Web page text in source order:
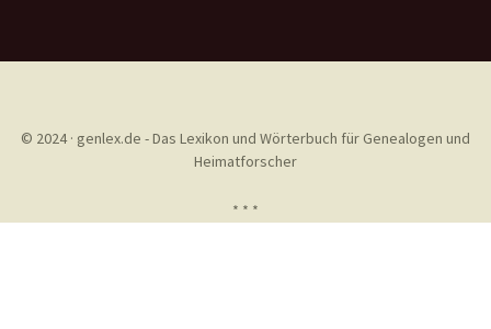
© 2024 · genlex.de - Das Lexikon und Wörterbuch für Genealogen und
Heimatforscher
* * *